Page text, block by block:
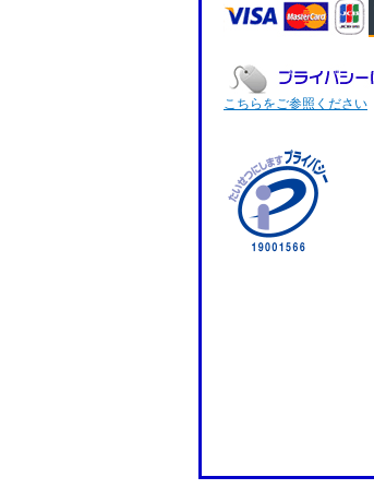
こちらをご参照ください